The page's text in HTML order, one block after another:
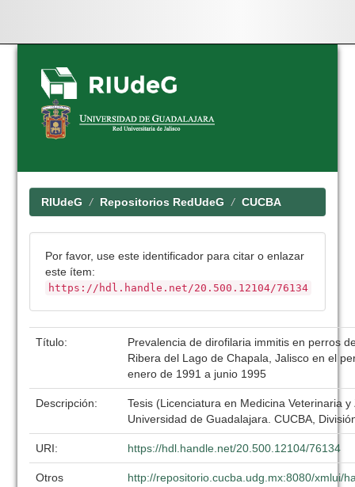
Skip
navigation
RIUdeG Repositorios RedUdeG CUCBA
Por favor, use este identificador para citar o enlazar
este ítem:
https://hdl.handle.net/20.500.12104/76134
Título:
Prevalencia de dirofilaria immitis en perros
Ribera del Lago de Chapala, Jalisco en el
enero de 1991 a junio 1995
Descripción:
Tesis (Licenciatura en Medicina Veterinaria
Universidad de Guadalajara. CUCBA,
URI: https://hdl.handle.net/20.500.12104/76134
Otros
http://repositorio.cucba.udg.mx:8080/xmlui/